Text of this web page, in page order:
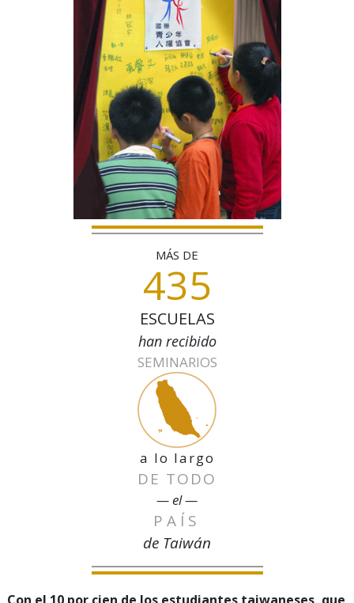
MÁS DE
435
ESCUELAS
han recibido
SEMINARIOS
a lo largo
DE TODO
— el —
PAÍS
de Taiwán